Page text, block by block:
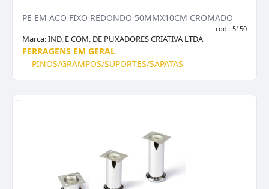
PE EM ACO FIXO REDONDO 50MMX10CM CROMADO
cod.: 5150
Marca:IND. E COM. DE PUXADORES CRIATIVA LTDA
FERRAGENS EM GERAL
PINOS/GRAMPOS/SUPORTES/SAPATAS